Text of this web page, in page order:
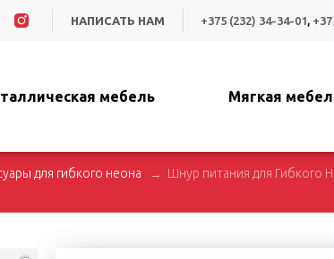
НАПИСАТЬ НАМ +375 (232) 34-34-01,
мебель Мягкая
для гибкого неона
Шнур питания для Гибкого